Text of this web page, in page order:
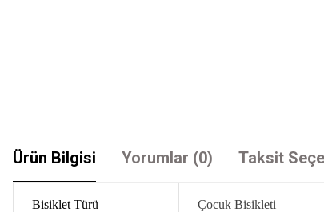
Ürün Bilgisi Yorumlar (0) Taksit
Bisiklet Türü Çocuk Bisikleti